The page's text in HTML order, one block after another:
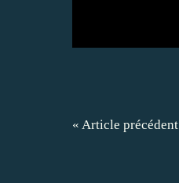
« Article précédent